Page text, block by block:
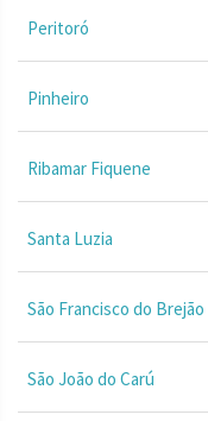
Peritoró
Pinheiro
Ribamar Fiquene
Santa Luzia
São Francisco do Brejão
São João do Carú